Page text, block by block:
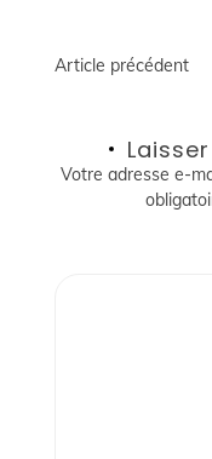
l’article
Article précédent
Votre adresse e-